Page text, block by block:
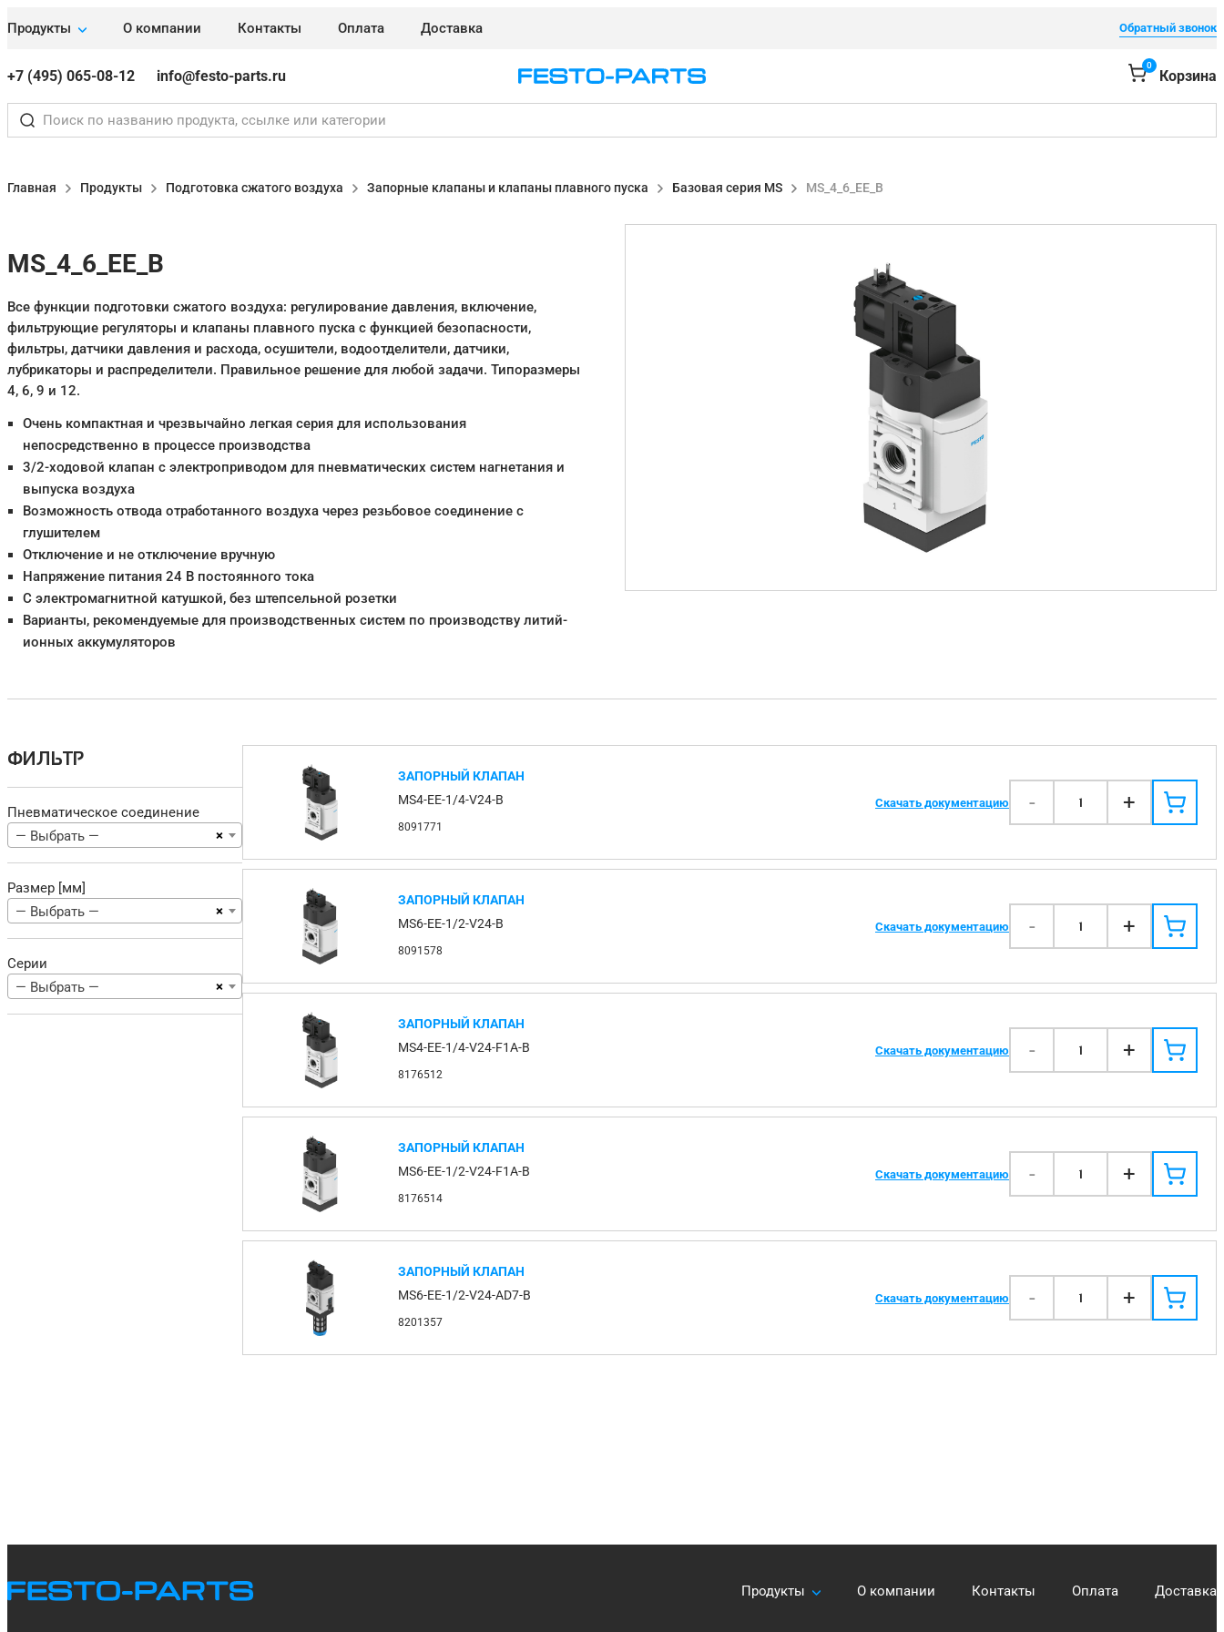
Продукты О компании Контакты Оплата Доставка Обратный звонок
+7 (495) 065-08-12 info@festo-parts.ru
0
Корзина
Главная Продукты Подготовка сжатого воздуха Запорные клапаны и клапаны плавного пуска Базовая серия MS MS_4_6_EE_B
MS_4_6_EE_B
Все функции подготовки сжатого воздуха: регулирование давления, включение,
фильтрующие регуляторы и клапаны плавного пуска с функцией безопасности,
фильтры, датчики давления и расхода, осушители, водоотделители, датчики,
лубрикаторы и распределители. Правильное решение для любой задачи. Типоразмеры
4, 6, 9 и 12.
Очень компактная и чрезвычайно легкая серия для использования
непосредственно в процессе производства
3/2-ходовой клапан с электроприводом для пневматических систем нагнетания и
выпуска воздуха
Возможность отвода отработанного воздуха через резьбовое соединение с
глушителем
Отключение и не отключение вручную
Напряжение питания 24 В постоянного тока
С электромагнитной катушкой, без штепсельной розетки
Варианты, рекомендуемые для производственных систем по производству литий-
ионных аккумуляторов
ФИЛЬТР
Пневматическое соединение
×
— Выбрать —
Размер [мм]
×
— Выбрать —
Серии
×
— Выбрать —
ЗАПОРНЫЙ КЛАПАН
MS4-EE-1/4-V24-B
8091771
Скачать документацию - 1 +
ЗАПОРНЫЙ КЛАПАН
MS6-EE-1/2-V24-B
8091578
Скачать документацию - 1 +
ЗАПОРНЫЙ КЛАПАН
MS4-EE-1/4-V24-F1A-B
8176512
Скачать документацию - 1 +
ЗАПОРНЫЙ КЛАПАН
MS6-EE-1/2-V24-F1A-B
8176514
Скачать документацию - 1 +
ЗАПОРНЫЙ КЛАПАН
MS6-EE-1/2-V24-AD7-B
8201357
Скачать документацию - 1 +
Продукты О компании Контакты Оплата Доставка